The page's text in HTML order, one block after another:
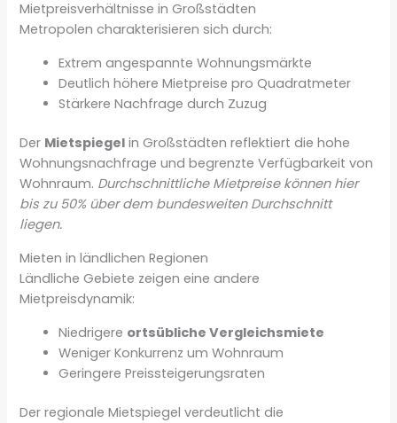
Mietpreisverhältnisse in Großstädten
Metropolen charakterisieren sich durch:
Extrem angespannte Wohnungsmärkte
Deutlich höhere Mietpreise pro Quadratmeter
Stärkere Nachfrage durch Zuzug
Der Mietspiegel in Großstädten reflektiert die hohe
Wohnungsnachfrage und begrenzte Verfügbarkeit von
Wohnraum. Durchschnittliche Mietpreise können hier
bis zu 50% über dem bundesweiten Durchschnitt
liegen.
Mieten in ländlichen Regionen
Ländliche Gebiete zeigen eine andere
Mietpreisdynamik:
Niedrigere ortsübliche Vergleichsmiete
Weniger Konkurrenz um Wohnraum
Geringere Preissteigerungsraten
Der regionale Mietspiegel verdeutlicht die